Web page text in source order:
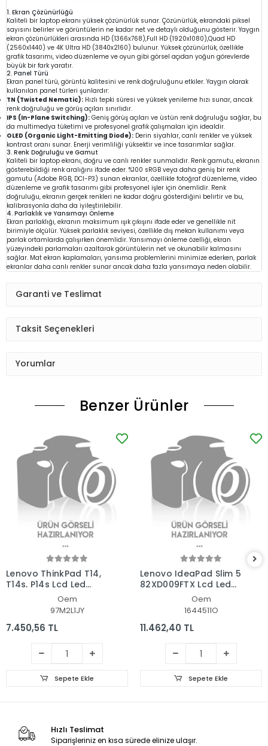
1. Ekran Çözünürlüğü
Kaliteli bir laptop ekranı yüksek çözünürlük sunar. Çözünürlük, ekrandaki piksel
sayısını belirler ve görüntülerin ne kadar net ve detaylı olduğunu gösterir. Yaygın
ekran çözünürlükleri arasında HD (1366x768),Full HD (1920x1080),Quad HD
(2560x1440) ve 4K Ultra HD (3840x2160) bulunur. Yüksek çözünürlük, özellikle
grafik tasarımı, video düzenleme ve oyun gibi görsel açıdan yoğun görevlerde
büyük bir fark yaratır.
2. Panel Türü
Ekran panel türü, görüntü kalitesini ve renk doğruluğunu etkiler. Yaygın olarak
kullanılan panel türleri şunlardır:
TN (Twisted Nematic): Hızlı tepki süresi ve yüksek yenileme hızı sunar, ancak
renk doğruluğu ve görüş açıları sınırlıdır.
IPS (In-Plane Switching): Geniş görüş açıları ve üstün renk doğruluğu sağlar, bu
da multimedya tüketimi ve profesyonel grafik çalışmaları için idealdir.
OLED (Organic Light-Emitting Diode): Derin siyahlar, canlı renkler ve yüksek
kontrast oranı sunar. Enerji verimliliği yüksektir ve ince tasarımlar sağlar.
3. Renk Doğruluğu ve Gamut
Kaliteli bir laptop ekranı, doğru ve canlı renkler sunmalıdır. Renk gamutu, ekranın
gösterebildiği renk aralığını ifade eder. %100 sRGB veya daha geniş bir renk
gamutu (Adobe RGB, DCI-P3) sunan ekranlar, özellikle fotoğraf düzenleme, video
düzenleme ve grafik tasarımı gibi profesyonel işler için önemlidir. Renk
doğruluğu, ekranın gerçek renkleri ne kadar doğru gösterdiğini belirtir ve bu,
kalibrasyonla daha da iyileştirilebilir.
4. Parlaklık ve Yansımayı Önleme
Ekran parlaklığı, ekranın maksimum ışık çıkışını ifade eder ve genellikle nit
birimiyle ölçülür. Yüksek parlaklık seviyesi, özellikle dış mekan kullanımı veya
parlak ortamlarda çalışırken önemlidir. Yansımayı önleme özelliği, ekran
yüzeyindeki parlamaları azaltarak görüntülerin net ve okunabilir kalmasını
sağlar. Mat ekran kaplamaları, yansıma problemlerini minimize ederken, parlak
ekranlar daha canlı renkler sunar ancak daha fazla yansımaya neden olabilir.
Garanti ve Teslimat
Taksit Seçenekleri
Yorumlar
Benzer Ürünler
Lenovo ThinkPad T14,
T14s, P14s Lcd Led
Ekran - PanelOem
97M2L1JY
7.450,56 TL
Sepete Ekle
Lenovo IdeaPad Slim 5
82XD009FTX Lcd Led
Ekran - PanelOem
1644511O
11.462,40 TL
Sepete Ekle
Hızlı Teslimat
Siparişleriniz en kısa sürede elinize ulaşır.